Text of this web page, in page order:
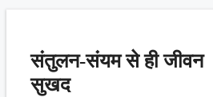
संतुलन-संयम से ही जीवन
सुखद